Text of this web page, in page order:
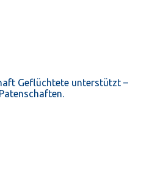
Geflüchtete unterstützt –